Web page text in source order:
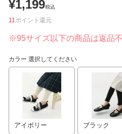
¥1,199税込
11ポイント
※95サイズ以下の商品は返品
カラー 選択してください
アイボリー ブラック